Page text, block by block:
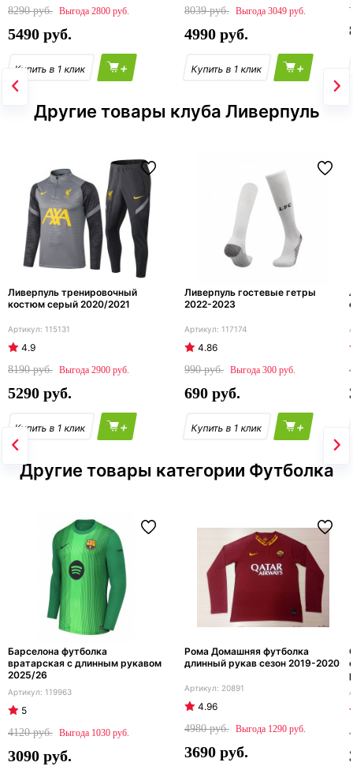
8290
2800
5490
+
8039
3049
4990
+
Другие товары клуба Ливерпуль
Ливерпуль тренировочный
костюм серый 2020/2021
115131
4.9
8190
2900
5290
+
Ливерпуль гостевые гетры
2022-2023
117174
4.86
990
300
690
+
Другие товары категории Футболка
Барселона футболка
вратарская с длинным рукавом
2025/26
119963
5
4120
1030
3090
Рома Домашняя футболка
длинный рукав сезон 2019-2020
20891
4.96
4980
1290
3690